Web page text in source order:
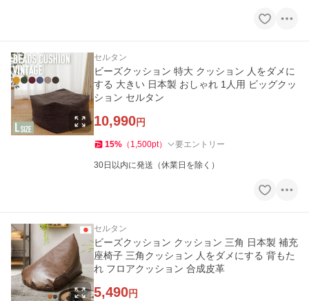
セルタン
ビーズクッション 特大 クッション 人をダメに
する 大きい 日本製 おしゃれ 1人用 ビッグクッ
ション セルタン
10,990円
15% （ 1,500pt） 要エントリー
30日以内に発送（休業日を除く）
セルタン
ビーズクッション クッション 三角 日本製 補充
座椅子 三角クッション 人をダメにする 背もた
れ フロアクッション 合成皮革
5,490円